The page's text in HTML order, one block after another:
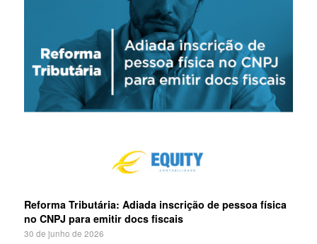
Reforma Tributária: Adiada inscrição de pessoa física
no CNPJ para emitir docs fiscais
30 de junho de 2026